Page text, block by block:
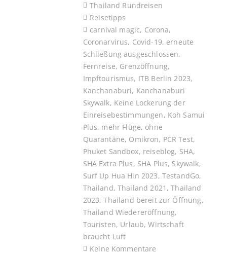
Thailand Rundreisen
Reisetipps
carnival magic, Corona,
Coronarvirus, Covid-19, erneute
Schließung ausgeschlossen,
Fernreise, Grenzöffnung,
Impftourismus, ITB Berlin 2023,
Kanchanaburi, Kanchanaburi
Skywalk, Keine Lockerung der
Einreisebestimmungen, Koh Samui
Plus, mehr Flüge, ohne
Quarantäne, Omikron, PCR Test,
Phuket Sandbox, reiseblog, SHA,
SHA Extra Plus, SHA Plus, Skywalk,
Surf Up Hua Hin 2023, TestandGo,
Thailand,Thailand 2021 ,Thailand
2023,Thailand bereit zur Öffnung,
Thailand Wiedereröffnung,
Touristen, Urlaub,Wirtschaft
braucht Luft
Keine Kommentare